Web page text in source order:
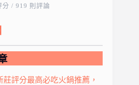
分 / 919 則評論
莊評分最高必吃火鍋推薦，